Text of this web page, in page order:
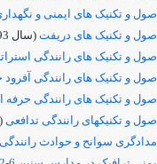
اصول و تکنیک های ایمنی و
اصول و تکنیک های دریفت (سال 1393)
اصول و تکنیک های رانندگی
اصول و تکنیک های رانندگی
اصول و تکنیک های رانندگی حرفه
اصول و تکنیکهای رانندگی تدافعی
امدادگری سوانح و حوادث رانندگی